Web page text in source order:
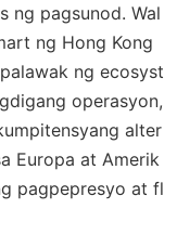
ng pagsunod. Wal
ng Hong Kong
ng ecosyst
operasyon,
alter
Europa at Amerik
pagpepresyo at fl